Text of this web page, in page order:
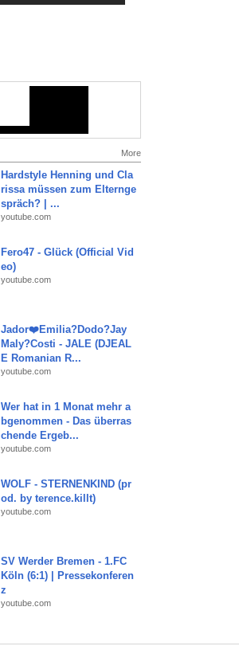
More
Hardstyle Henning und Cla
rissa müssen zum Elternge
spräch? | ...
youtube.com
Fero47 - Glück (Official Vid
eo)
youtube.com
Jador❤️Emilia?Dodo?Jay
Maly?Costi - JALE (DJEAL
E Romanian R...
youtube.com
Wer hat in 1 Monat mehr a
bgenommen - Das überras
chende Ergeb...
youtube.com
WOLF - STERNENKIND (pr
od. by terence.killt)
youtube.com
SV Werder Bremen - 1.FC
Köln (6:1) | Pressekonferen
z
youtube.com